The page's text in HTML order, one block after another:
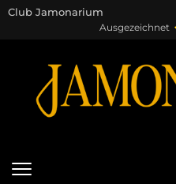
Ausgezeichnet
Club Jamonarium